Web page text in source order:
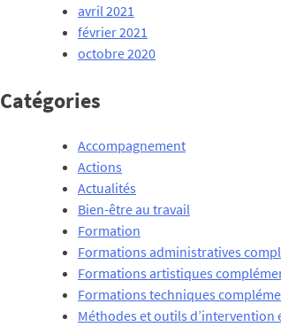
avril 2021
février 2021
octobre 2020
Catégories
Accompagnement
Actions
Actualités
Bien-être au travail
Formation
Formations administratives
Formations artistiques
Formations techniques
Méthodes et outils d’intervention